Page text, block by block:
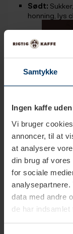
Samtykke
Ingen kaffe
Vi bruger
annoncer, til at
at analysere
din brug af
for sociale
data med andre
de har indsamlet
Sødt:
honning, lys
Salt: Salt,
Surt:Citrus,
kærnemælk